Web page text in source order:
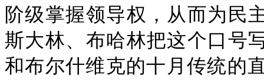
阶级掌握领导权，从而为民
斯大林、布哈林把这个口号
和布尔什维克的十月传统的